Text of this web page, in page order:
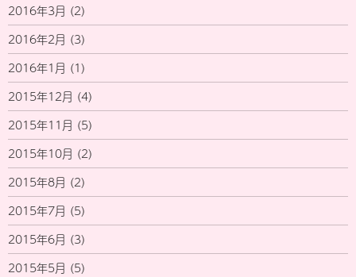
2016年3月 (2)
2016年2月 (3)
2016年1月 (1)
2015年12月 (4)
2015年11月 (5)
2015年10月 (2)
2015年8月 (2)
2015年7月 (5)
2015年6月 (3)
2015年5月 (5)